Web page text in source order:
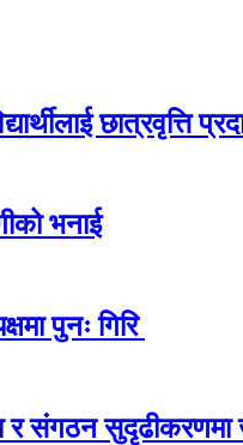
छात्रवृत्ति
भनाई
पुनः गिरि
र संगठन